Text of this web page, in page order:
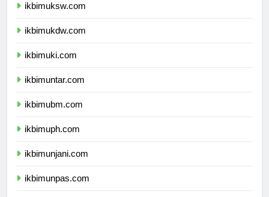
ikbimuksw.com
ikbimukdw.com
ikbimuki.com
ikbimuntar.com
ikbimubm.com
ikbimuph.com
ikbimunjani.com
ikbimunpas.com